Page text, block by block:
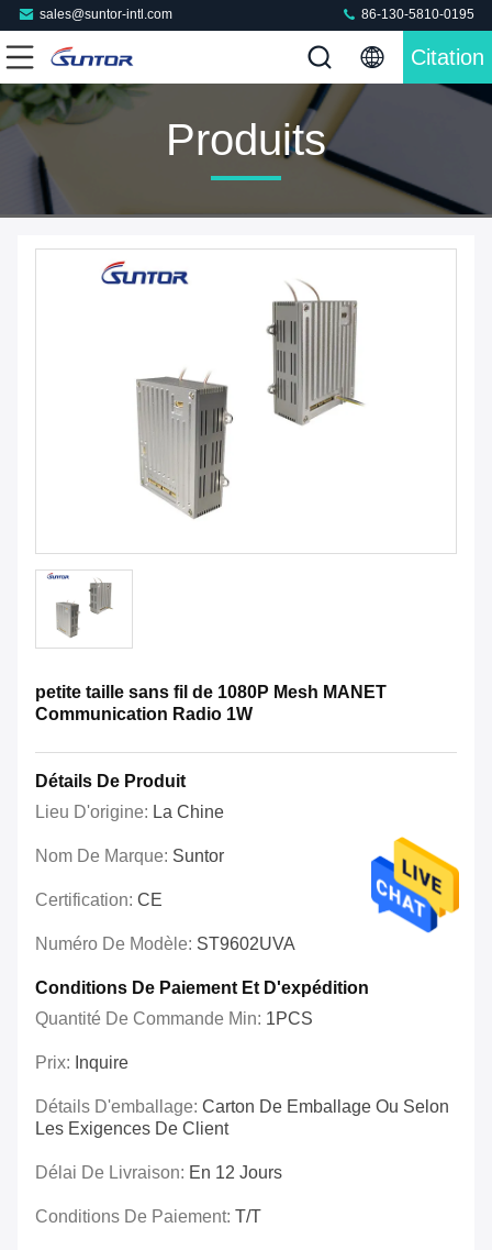
sales@suntor-intl.com 86-130-5810-0195
Citation
Produits
petite taille sans fil de 1080P Mesh MANET
Communication Radio 1W
Détails De Produit
Lieu D'origine: La Chine
Nom De Marque: Suntor
Certification: CE
Numéro De Modèle: ST9602UVA
Conditions De Paiement Et D'expédition
Quantité De Commande Min: 1PCS
Prix: Inquire
Détails D'emballage: Carton De Emballage Ou Selon
Les Exigences De Client
Délai De Livraison: En 12 Jours
Conditions De Paiement: T/T